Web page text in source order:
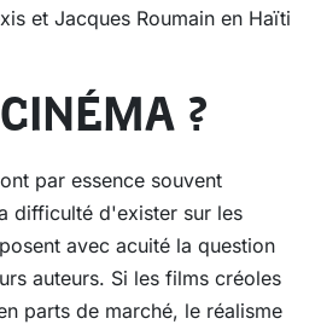
et Jacques Roumain en Haïti
?
par essence souvent
difficulté d'exister sur les
avec acuité la question
auteurs. Si les films créoles
parts de marché, le réalisme